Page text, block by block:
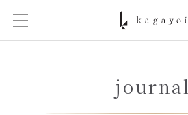
journal